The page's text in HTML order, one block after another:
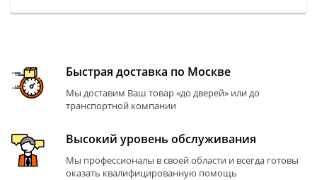
Быстрая доставка по Москве
Мы доставим Ваш товар «до дверей» или до
транспортной компании
Высокий уровень обслуживания
Мы профессионалы в своей области и всегда готовы
оказать квалифицированную помощь